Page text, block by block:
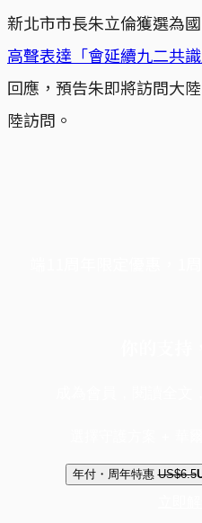
新北市市長朱立倫獲選為
高聲表達「會延續九二共識
回應，預告朱即將訪問大
陸訪問。
年付・周年特惠 US$6.5